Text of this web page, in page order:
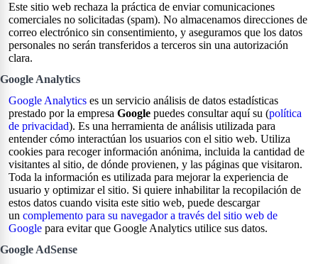
Este sitio web rechaza la práctica de enviar comunicaciones
comerciales no solicitadas (spam). No almacenamos direcciones de
correo electrónico sin consentimiento, y aseguramos que los datos
personales no serán transferidos a terceros sin una autorización
clara.
Google Analytics
Google Analytics es un servicio análisis de datos estadísticas
prestado por la empresa Google puedes consultar aquí su (política
de privacidad). Es una herramienta de análisis utilizada para
entender cómo interactúan los usuarios con el sitio web. Utiliza
cookies para recoger información anónima, incluida la cantidad de
visitantes al sitio, de dónde provienen, y las páginas que visitaron.
Toda la información es utilizada para mejorar la experiencia de
usuario y optimizar el sitio. Si quiere inhabilitar la recopilación de
estos datos cuando visita este sitio web, puede descargar
un complemento para su navegador a través del sitio web de
Google para evitar que Google Analytics utilice sus datos.
Google AdSense